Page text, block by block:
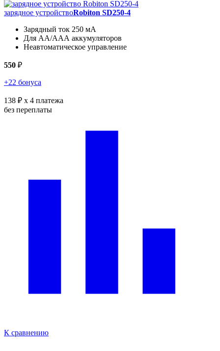
зарядное устройствоRobiton SD250-4
Зарядный ток 250 мА
Для АА/ААА аккумуляторов
Неавтоматическое управление
550 ₽
+22 бонуса
138 ₽ x 4 платежа
без переплаты
К сравнению